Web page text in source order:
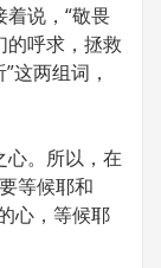
说，“敬畏
的呼求，拯救
这两组词，
。所以，在
等候耶和
心，等候耶